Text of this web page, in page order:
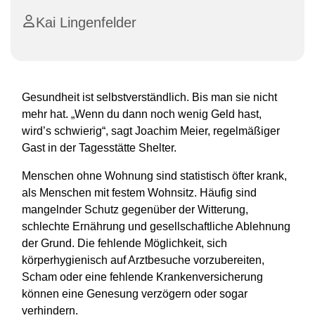
Kai Lingenfelder
Gesundheit ist selbstverständlich. Bis man sie nicht
mehr hat. „Wenn du dann noch wenig Geld hast,
wird’s schwierig“, sagt Joachim Meier, regelmäßiger
Gast in der Tagesstätte Shelter.
Menschen ohne Wohnung sind statistisch öfter krank,
als Menschen mit festem Wohnsitz. Häufig sind
mangelnder Schutz gegenüber der Witterung,
schlechte Ernährung und gesellschaftliche Ablehnung
der Grund. Die fehlende Möglichkeit, sich
körperhygienisch auf Arztbesuche vorzubereiten,
Scham oder eine fehlende Krankenversicherung
können eine Genesung verzögern oder sogar
verhindern.